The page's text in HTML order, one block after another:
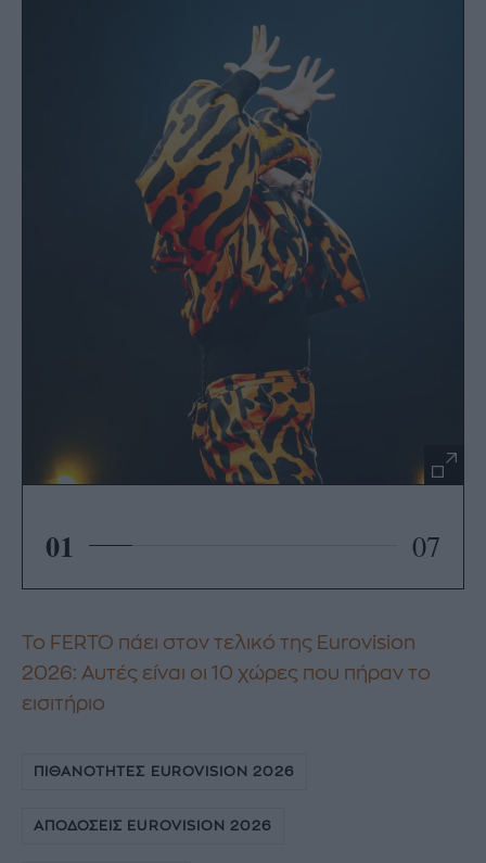
01 07
Το FERTO πάει στον τελικό της Eurovision
2026: Αυτές είναι οι 10 χώρες που πήραν το
εισιτήριο
ΠΙΘΑΝΟΤΗΤΕΣ EUROVISION 2026
ΑΠΟΔΟΣΕΙΣ EUROVISION 2026